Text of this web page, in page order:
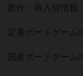
新作・再入荷情報
定番ボードゲーム
国産ボードゲーム